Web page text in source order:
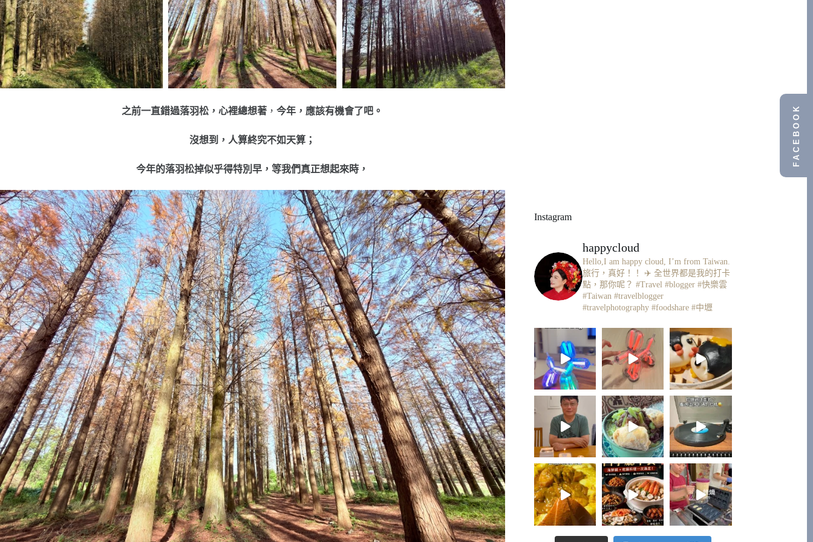
之前一直錯過落羽松，心裡總想著 ，今年，應該有機會了吧。
沒想到，人算終究不如天算；
今年的落羽松掉似乎得特別早，等我們真正想起來時，
Instagram
happycloud
Hello,I am happy cloud, I’m from Taiwan.
旅行，真好！！ ✈️ 全世界都是我的打卡
點，那你呢？ #Travel #blogger #快樂雲
#Taiwan #travelblogger
#travelphotography #foodshare #中壢
FACEBOOK